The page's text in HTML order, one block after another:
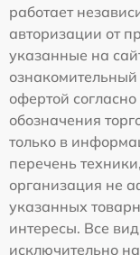
работает
авторизации от
указанные на
офертой
обозначения
только в
перечень
организация не
указанных
интересы. Все
исключительно